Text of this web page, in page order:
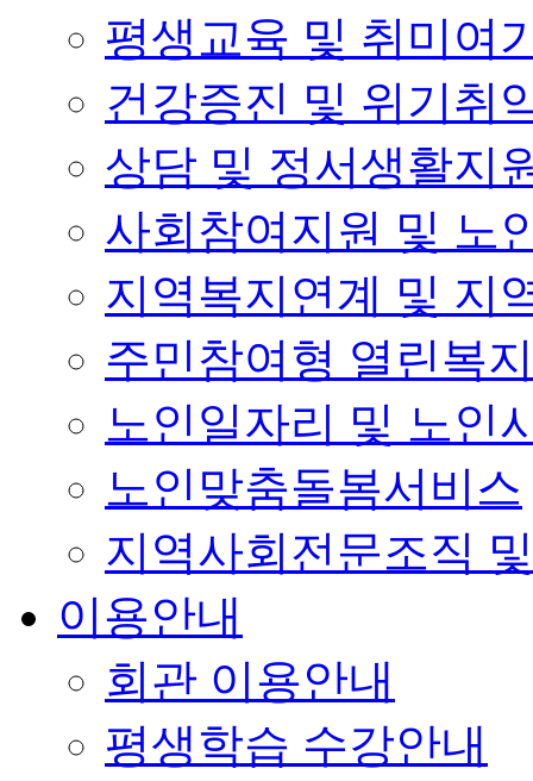
평생교육 및 취미여
건강증진 및 위기취
상담 및 정서생활지
사회참여지원 및 노
지역복지연계 및 지
주민참여형 열린복
노인일자리 및 노인
노인맞춤돌봄서비스
지역사회전문조직
이용안내
회관 이용안내
평생학습 수강안내